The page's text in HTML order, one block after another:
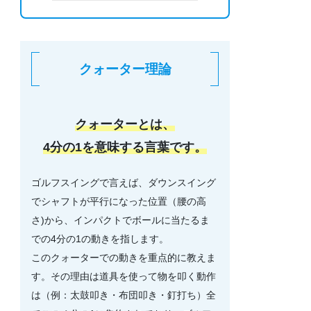
クォーター理論
クォーターとは、
4分の1を意味する言葉です。
ゴルフスイングで言えば、ダウンスイング
でシャフトが平行になった位置（腰の高
さ)から、インパクトでボールに当たるま
での4分の1の動きを指します。
このクォーターでの動きを重点的に教えま
す。その理由は道具を使って物を叩く動作
は（例：太鼓叩き・布団叩き・釘打ち）全